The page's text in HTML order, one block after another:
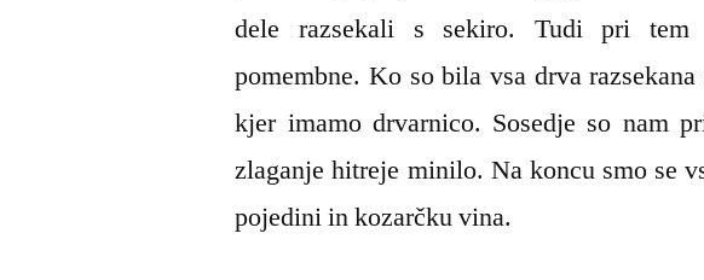
dele razsekali s sekiro. Tudi pri tem
pomembne. Ko so bila vsa drva
kjer imamo drvarnico. Sosedje so nam
zlaganje hitreje minilo. Na koncu smo se
pojedini in kozarčku vina.